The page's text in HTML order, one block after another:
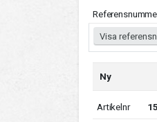
Visa
Ny
Artikelnr